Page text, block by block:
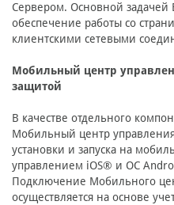
Сервером. Основной задачей
обеспечение работы со
клиентскими сетевыми
Мобильный центр
защитой
В качестве отдельного
Мобильный центр
установки и запуска на
управлением iOS® и ОС
Подключение Мобильного
осуществляется на основе